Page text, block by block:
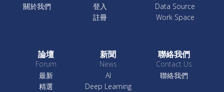
關於我們
登入
註冊
Data Source
Work Space
論壇
Forum
最新
精選
新聞
News
AI
Deep Learning
聯絡我們
Contact Us
聯絡我們